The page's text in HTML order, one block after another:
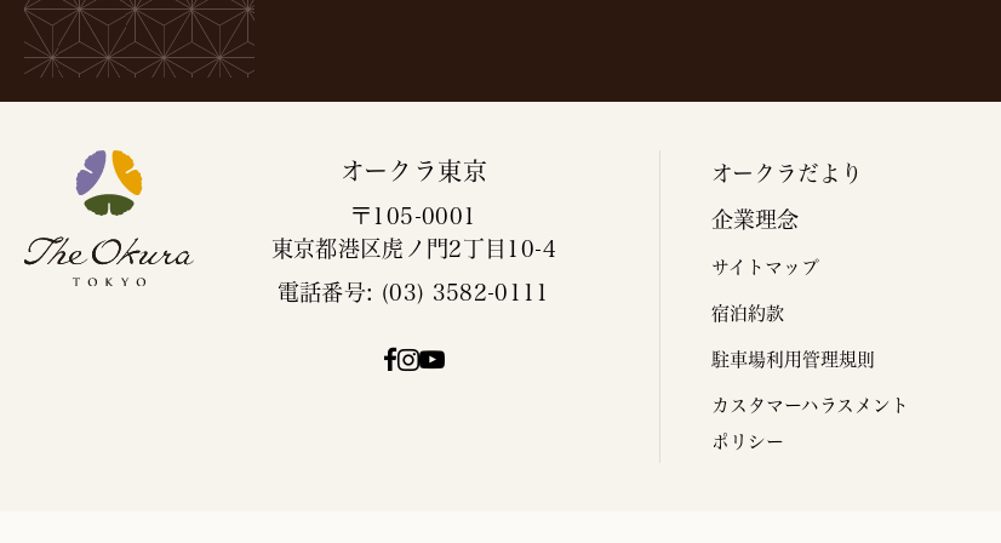
オークラ東京
〒105-0001
東京都港区虎ノ門2丁目10-4
電話番号: (03) 3582-0111
オークラだより
企業理念
サイトマップ
宿泊約款
駐車場利用管理規則
カスタマーハラスメント
ポリシー